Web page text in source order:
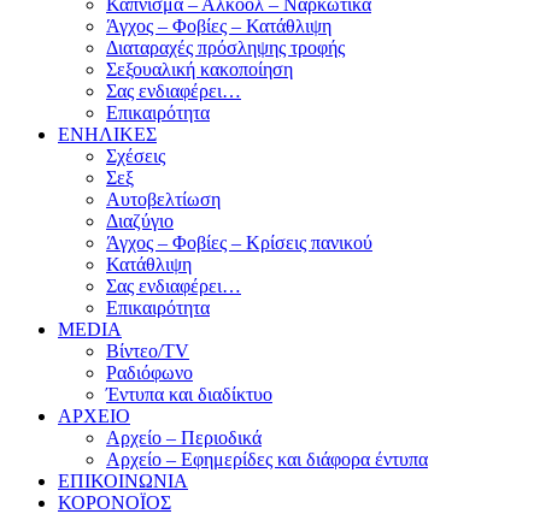
Κάπνισμα – Αλκοόλ – Ναρκωτικά
Άγχος – Φοβίες – Κατάθλιψη
Διαταραχές πρόσληψης τροφής
Σεξουαλική κακοποίηση
Σας ενδιαφέρει…
Επικαιρότητα
ΕΝΗΛΙΚΕΣ
Σχέσεις
Σεξ
Αυτοβελτίωση
Διαζύγιο
Άγχος – Φοβίες – Κρίσεις πανικού
Κατάθλιψη
Σας ενδιαφέρει…
Επικαιρότητα
MEDIA
Βίντεο/TV
Ραδιόφωνο
Έντυπα και διαδίκτυο
ΑΡΧΕΙΟ
Αρχείο – Περιοδικά
Αρχείο – Εφημερίδες και διάφορα έντυπα
ΕΠΙΚΟΙΝΩΝΙΑ
ΚΟΡΟΝΟΪΟΣ